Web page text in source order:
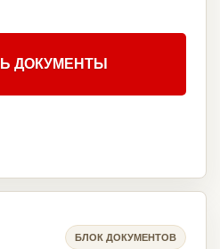
ДОКУМЕНТЫ
БЛОК ДОКУМЕНТОВ